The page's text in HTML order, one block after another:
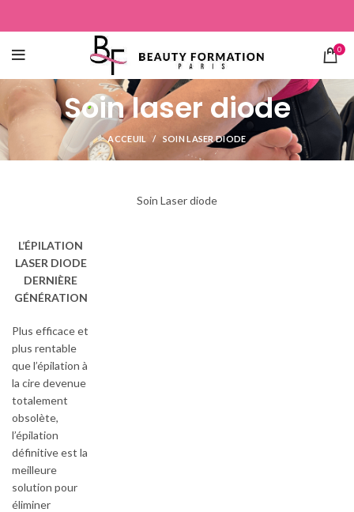
0
Soin laser diode
ACCEUIL SOIN LASER DIODE
Soin Laser diode
L’ÉPILATION
LASER DIODE
DERNIÈRE
GÉNÉRATION
Plus efficace et
plus rentable
que l’épilation à
la cire devenue
totalement
obsolète,
l’épilation
définitive est la
meilleure
solution pour
éliminer